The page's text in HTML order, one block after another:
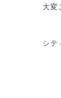
大変
シテ